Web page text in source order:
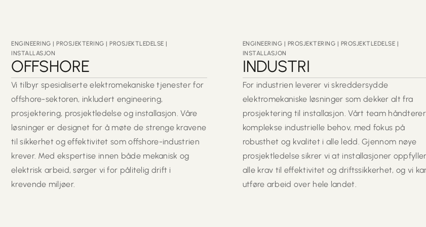
ENGINEERING | PROSJEKTERING | PROSJEKTLEDELSE |
INSTALLASJON
OFFSHORE
Vi tilbyr spesialiserte elektromekaniske tjenester for
offshore-sektoren, inkludert engineering,
prosjektering, prosjektledelse og installasjon. Våre
løsninger er designet for å møte de strenge kravene
til sikkerhet og effektivitet som offshore-industrien
krever. Med ekspertise innen både mekanisk og
elektrisk arbeid, sørger vi for pålitelig drift i
krevende miljøer.
ENGINEERING | PROSJEKTERING | PROSJEKTLEDELSE |
INSTALLASJON
INDUSTRI
For industrien leverer vi skreddersydde
elektromekaniske løsninger som dekker alt fra
prosjektering til installasjon. Vårt team håndterer
komplekse industrielle behov, med fokus på
robusthet og kvalitet i alle ledd. Gjennom nøye
prosjektledelse sikrer vi at installasjoner oppfyller
alle krav til effektivitet og driftssikkerhet, og vi
utføre arbeid over hele landet.